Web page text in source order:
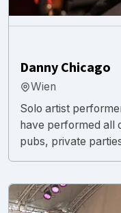
Danny Chicago
Wien
Solo artist
have performed all
pubs, private